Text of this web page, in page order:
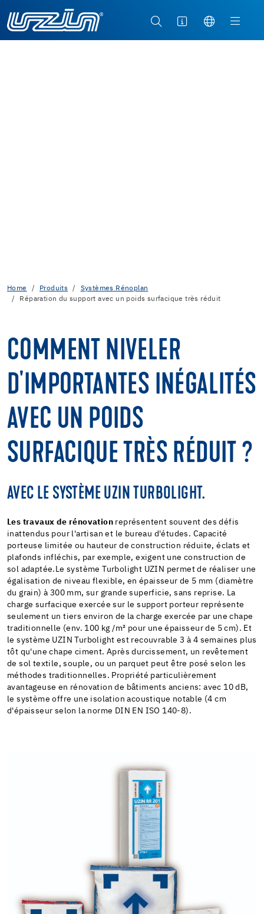
Home Produits
Systèmes Rénoplan
Réparation du support avec un poids surfacique très réduit
COMMENT NIVELER
D'IMPORTANTES INÉGALITÉS
AVEC UN POIDS
SURFACIQUE TRÈS RÉDUIT ?
AVEC LE SYSTÈME UZIN TURBOLIGHT.
Les travaux de rénovation représentent souvent des défis
inattendus pour l'artisan et le bureau d'études. Capacité
porteuse limitée ou hauteur de construction réduite, éclats et
plafonds infléchis, par exemple, exigent une construction de
sol adaptée.Le système Turbolight UZIN permet de réaliser une
égalisation de niveau flexible, en épaisseur de 5 mm (diamètre
du grain) à 300 mm, sur grande superficie, sans reprise. La
charge surfacique exercée sur le support porteur représente
seulement un tiers environ de la charge exercée par une chape
traditionnelle (env. 100 kg /m² pour une épaisseur de 5 cm). Et
le système UZIN Turbolight est recouvrable 3 à 4 semaines plus
tôt qu'une chape ciment. Après durcissement, un revêtement
de sol textile, souple, ou un parquet peut être posé selon les
méthodes traditionnelles. Propriété particulièrement
avantageuse en rénovation de bâtiments anciens: avec 10 dB,
le système offre une isolation acoustique notable (4 cm
d'épaisseur selon la norme DIN EN ISO 140-8).